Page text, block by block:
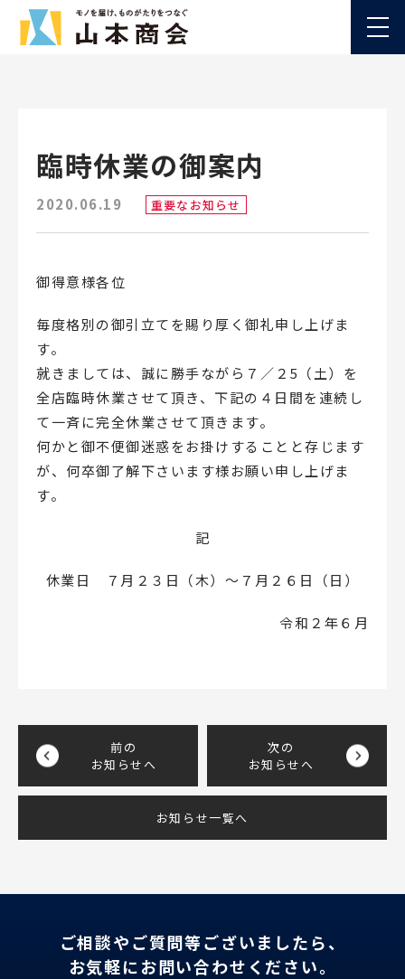
臨時休業の御案内
2020.06.19 重要なお知らせ
御得意様各位
毎度格別の御引立てを賜り厚く御礼申し上げま
す。
就きましては、誠に勝手ながら７／２5（土）を
全店臨時休業させて頂き、下記の４日間を連続し
て一斉に完全休業させて頂きます。
何かと御不便御迷惑をお掛けすることと存じます
が、何卒御了解下さいます様お願い申し上げま
す。
記
休業日 ７月２３日（木）～７月２６日（日）
令和２年６月
前の
お知らせへ
お知らせ一覧へ
次の
お知らせへ
ご相談やご質問等ございましたら、
お気軽にお問い合わせください。